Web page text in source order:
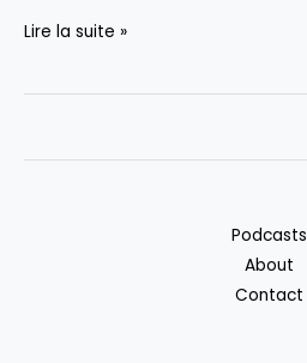
L’édito
Raphaël
Lire la suite »
Podcasts
About
Contact